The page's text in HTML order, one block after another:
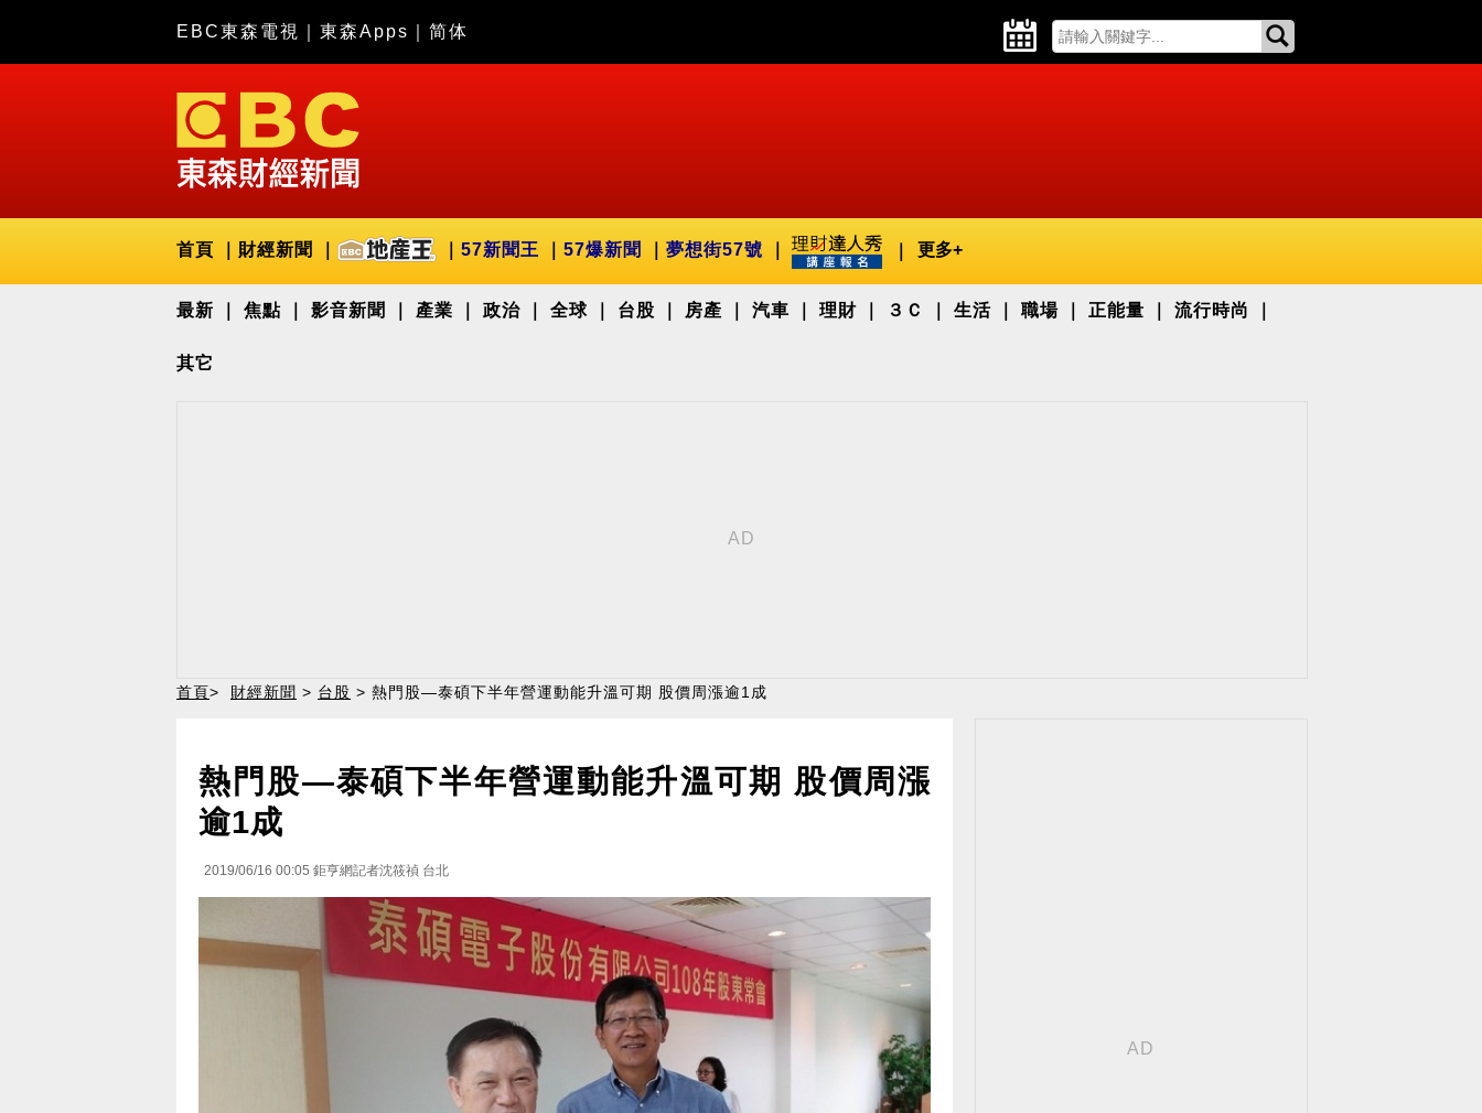
EBC東森電視 東森Apps 简体
首頁 財經新聞 57新聞王 57爆新聞 夢想街57號 更多+
最新 焦點 影音新聞 產業 政治 全球 台股 房產 汽車 理財 ３Ｃ 生活 職場 正能量 流行時尚
其它
首頁> 財經新聞 > 台股 > 熱門股—泰碩下半年營運動能升溫可期 股價周漲逾1成
熱門股—泰碩下半年營運動能升溫可期 股價周漲
逾1成
2019/06/16 00:05 鉅亨網記者沈筱禎 台北